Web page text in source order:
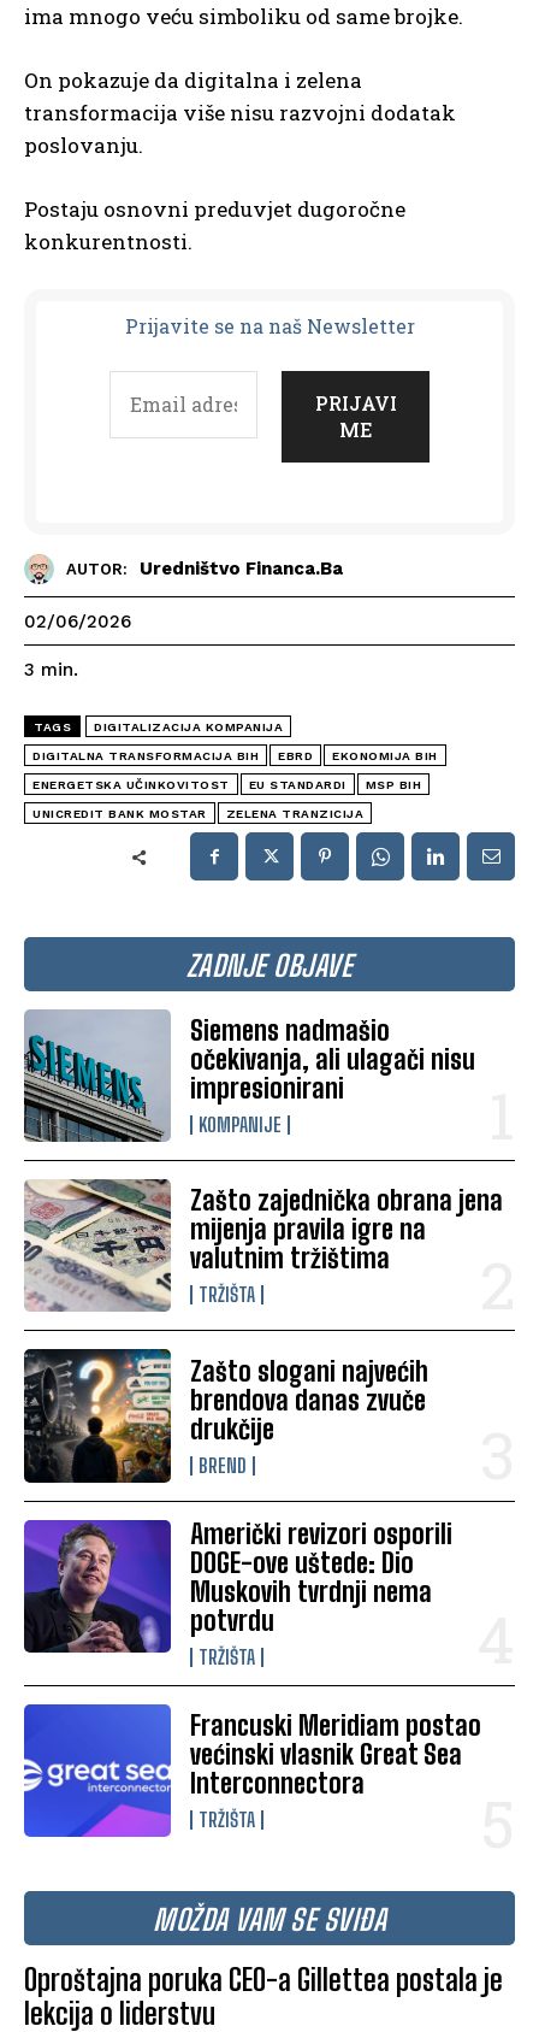
ZADNJE OBJAVE
Siemens nadmašio
očekivanja, ali ulagači nisu
impresionirani
KOMPANIJE
Zašto zajednička obrana jena
mijenja pravila igre na
valutnim tržištima
TRŽIŠTA
Zašto slogani najvećih
brendova danas zvuče
drukčije
BREND
Američki revizori osporili
DOGE-ove uštede: Dio
Muskovih tvrdnji nema
potvrdu
TRŽIŠTA
Francuski Meridiam postao
većinski vlasnik Great Sea
Interconnectora
TRŽIŠTA
MOŽDA VAM SE SVIĐA
Oproštajna poruka CEO-a Gillettea postala je
lekcija o liderstvu
ima mnogo veću simboliku od same brojke.
On pokazuje da digitalna i zelena
transformacija više nisu razvojni dodatak
poslovanju.
Postaju osnovni preduvjet dugoročne
konkurentnosti.
Prijavite se na naš Newsletter
AUTOR: Uredništvo Financa.ba
02/06/2026
3 min.
TAGS DIGITALIZACIJA KOMPANIJA
DIGITALNA TRANSFORMACIJA BIH EBRD EKONOMIJA BIH
ENERGETSKA UČINKOVITOST EU STANDARDI MSP BIH
UNICREDIT BANK MOSTAR ZELENA TRANZICIJA